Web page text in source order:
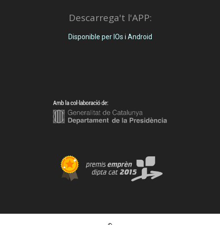
Descarrega't l'APP:
Disponible per IOs i Android